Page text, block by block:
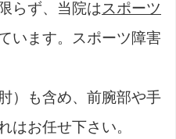
らず、当院は スポーツ
います。スポーツ障害
）も含め、前腕部や手
はお任せ下さい。